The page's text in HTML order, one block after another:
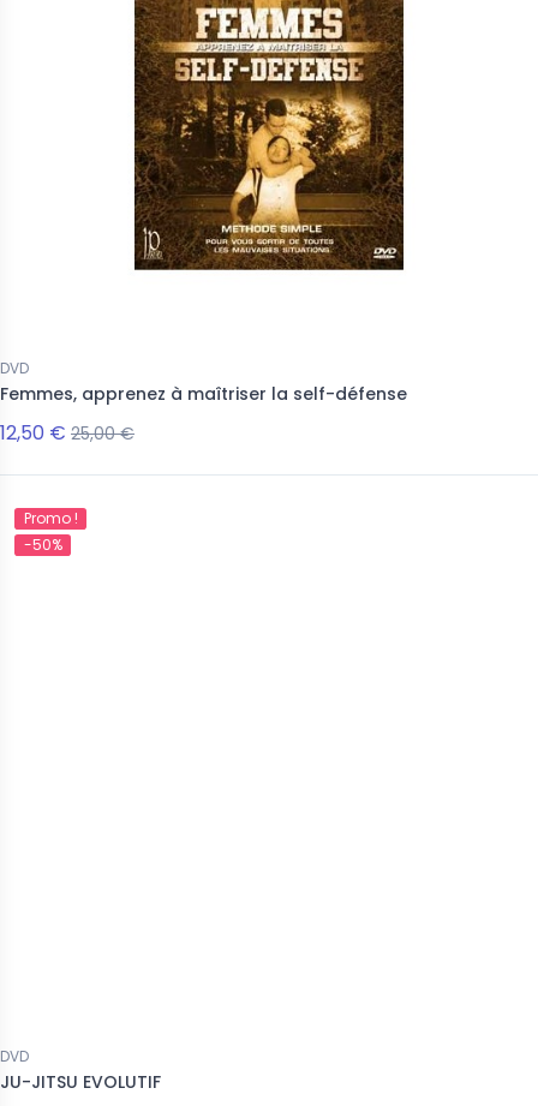
DVD
Femmes, apprenez à maîtriser la self-défense
12,50 € 25,00 €
Promo !
-50%
DVD
JU-JITSU EVOLUTIF